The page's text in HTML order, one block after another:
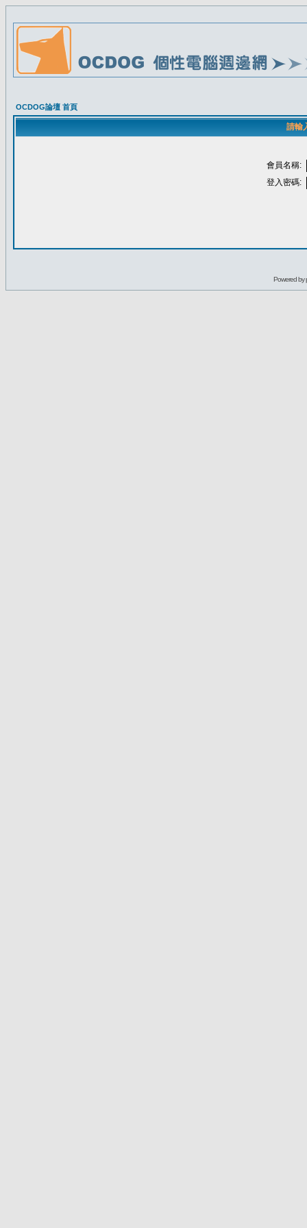
OCDOG論壇 首頁
請輸
會員名稱:
登入密碼:
Powered by